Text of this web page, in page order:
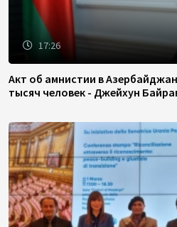
17:26
Акт об амнистии в
тысяч человек - Джейхун